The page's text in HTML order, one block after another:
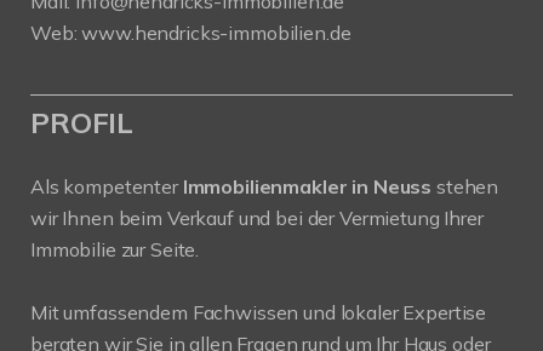
Web:www.hendricks-immobilien.de
PROFIL
Als kompetenter Immobilienmakler in Neuss stehen
wir Ihnen beim Verkauf und bei der Vermietung Ihrer
Immobilie zur Seite.
Mit umfassendem Fachwissen und lokaler Expertise
beraten wir Sie in allen Fragen rund um Ihr Haus oder